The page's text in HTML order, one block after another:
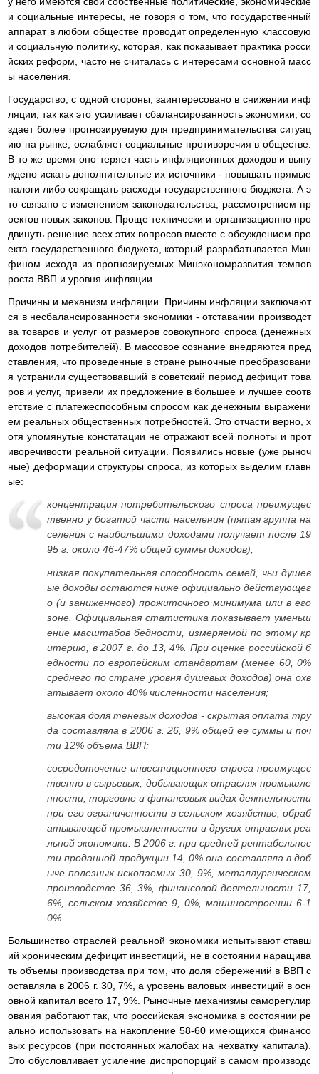
и социальные интересы, не говоря о том, что государственный
аппарат в любом обществе проводит определенную классовую
и социальную политику, которая, как показывает практика росси
йских реформ, часто не считалась с интересами основной масс
ы населения.
Государство, с одной стороны, заинтересовано в снижении инф
ляции, так как это усиливает сбалансированность экономики, со
здает более прогнозируемую для предпринимательства ситуац
ию на рынке, ослабляет социальные противоречия в обществе.
В то же время оно теряет часть инфляционных доходов и выну
ждено искать дополнительные их источники - повышать прямые
налоги либо сокращать расходы государственного бюджета. А э
то связано с изменением законодательства, рассмотрением пр
оектов новых законов. Проще технически и организационно про
двинуть решение всех этих вопросов вместе с обсуждением про
екта государственного бюджета, который разрабатывается Мин
фином исходя из прогнозируемых Минэкономразвития темпов
роста ВВП и уровня инфляции.
Причины и механизм инфляции. Причины инфляции заключают
ся в несбалансированности экономики - отставании производст
ва товаров и услуг от размеров совокупного спроса (денежных
доходов потребителей). В массовое сознание внедряются пред
ставления, что проведенные в стране рыночные преобразовани
я устранили существовавший в советский период дефицит това
ров и услуг, привели их предложение в большее и лучшее соотв
етствие с платежеспособным спросом как денежным выражени
ем реальных общественных потребностей. Это отчасти верно, х
отя упомянутые констатации не отражают всей полноты и прот
иворечивости реальной ситуации. Появились новые (уже рыноч
ные) деформации структуры спроса, из которых выделим главн
ые:
концентрация потребительского спроса преимущес
твенно у богатой части населения (пятая группа на
селения с наибольшими доходами получает после 19
95 г. около 46-47% общей суммы доходов);
низкая покупательная способность семей, чьи душев
ые доходы остаются ниже официально действующег
о (и заниженного) прожиточного минимума или в его
зоне. Официальная статистика показывает уменьш
ение масштабов бедности, измеряемой по этому кр
итерию, в 2007 г. до 13, 4%. При оценке российской б
едности по европейским стандартам (менее 60, 0%
среднего по стране уровня душевых доходов) она охв
атывает около 40% численности населения;
высокая доля теневых доходов - скрытая оплата тру
да составляла в 2006 г. 26, 9% общей ее суммы и поч
ти 12% объема ВВП;
сосредоточение инвестиционного спроса преимущес
твенно в сырьевых, добывающих отраслях промышле
нности, торговле и финансовых видах деятельности
при его ограниченности в сельском хозяйстве, обраб
атывающей промышленности и других отраслях реа
льной экономики. В 2006 г. при средней рентабельнос
ти проданной продукции 14, 0% она составляла в доб
ыче полезных ископаемых 30, 9%, металлургическом
производстве 36, 3%, финансовой деятельности 17,
6%, сельском хозяйстве 9, 0%, машиностроении 6-1
0%.
Большинство отраслей реальной экономики испытывают ставш
ий хроническим дефицит инвестиций, не в состоянии наращива
ть объемы производства при том, что доля сбережений в ВВП с
оставляла в 2006 г. 30, 7%, а уровень валовых инвестиций в осн
овной капитал всего 17, 9%. Рыночные механизмы саморегулир
ования работают так, что российская экономика в состоянии ре
ально использовать на накопление 58-60 имеющихся финансо
вых ресурсов (при постоянных жалобах на нехватку капитала).
Это обусловливает усиление диспропорций в самом производс